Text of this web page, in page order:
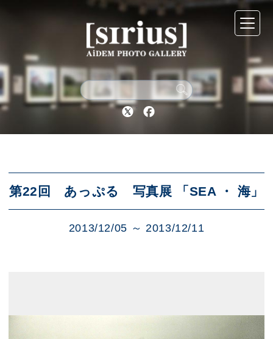
Twitter Facebook
第22回 あっぷる 写真展 「SEA ・ 海」
2013/12/05 ～ 2013/12/11
シリウスについて
展示スケジュール
アクセス